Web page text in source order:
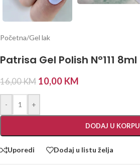
Početna/Gel lak
Patrisa Gel Polish N°111 8ml
16,00KM 10,00 KM
- +
DODAJ U KORPU
Uporedi Dodaj u listu želja